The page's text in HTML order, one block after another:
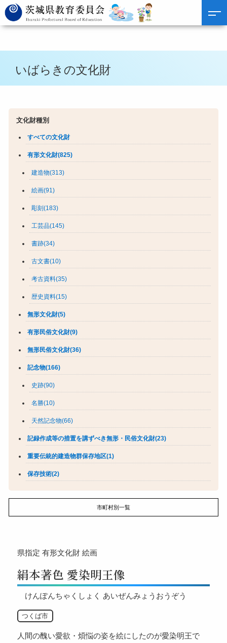
いばらきの文化財
文化財種別
すべての文化財
有形文化財(825)
建造物(313)
絵画(91)
彫刻(183)
工芸品(145)
書跡(34)
古文書(10)
考古資料(35)
歴史資料(15)
無形文化財(5)
有形民俗文化財(9)
無形民俗文化財(36)
記念物(166)
史跡(90)
名勝(10)
天然記念物(66)
記録作成等の措置を講ずべき無形・民俗文化財(23)
重要伝統的建造物群保存地区(1)
保存技術(2)
市町村別一覧
県指定 有形文化財 絵画
絹本著色 愛染明王像
けんぽんちゃくしょく あいぜんみょうおうぞう
つくば市
人間の醜い愛欲・煩悩の姿を絵にしたのが愛染明王で